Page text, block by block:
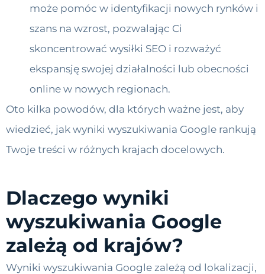
może pomóc w identyfikacji nowych rynków i
szans na wzrost, pozwalając Ci
skoncentrować wysiłki SEO i rozważyć
ekspansję swojej działalności lub obecności
online w nowych regionach.
Oto kilka powodów, dla których ważne jest, aby
wiedzieć, jak wyniki wyszukiwania Google rankują
Twoje treści w różnych krajach docelowych.
Dlaczego wyniki
wyszukiwania Google
zależą od krajów?
Wyniki wyszukiwania Google zależą od lokalizacji,